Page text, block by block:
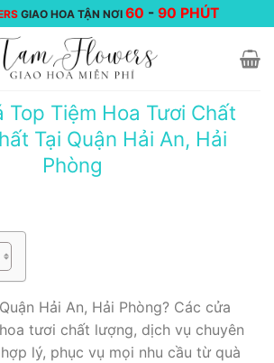
GIAO HOA TẬN NƠI 60 -90 PHÚT
Top Tiệm Hoa Tươi Chất
Tại Quận Hải An, Hải
Phòng
Hải An, Hải Phòng? Các cửa
tươi chất lượng, dịch vụ chuyên
lý, phục vụ mọi nhu cầu từ quà